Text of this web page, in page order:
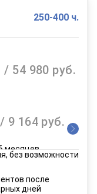
250-400 ч.
/ 54 980 руб.
/ 9 164 руб.
месяцев
без возможности
после
дней